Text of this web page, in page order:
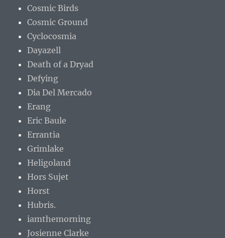
Cosmic Birds
Cosmic Ground
Cyclocosmia
Dayazell
Death of a Dryad
Defying
Dia Del Mercado
Erang
Eric Baule
Errantia
Grimlake
Heligoland
Hors Sujet
Horst
Hubris.
iamthemorning
Josienne Clarke